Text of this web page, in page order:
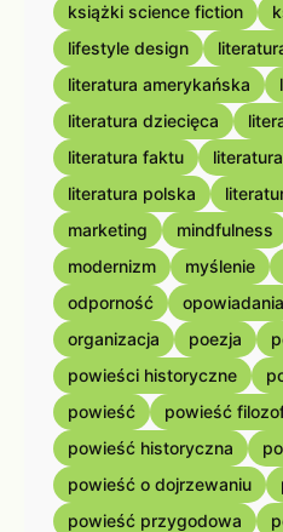
książki science fiction
lifestyle design
literatura amerykańska
literatura dziecięca
literatura faktu
literatura polska
marketing
mindfulness
modernizm
myślenie
odporność
opowiadania
organizacja
poezja
powieści historyczne
powieść
powieść
powieść historyczna
powieść o dojrzewaniu
powieść przygodowa